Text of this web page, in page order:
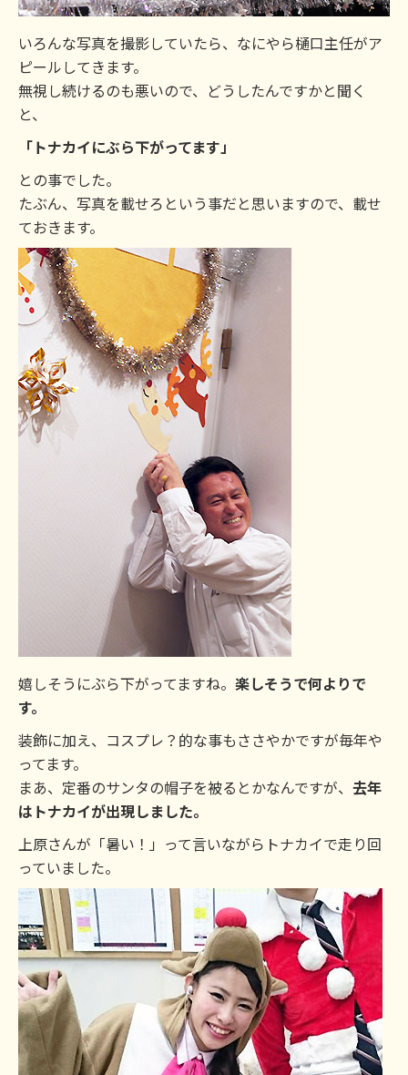
いろんな写真を撮影していたら、なにやら樋口主任がア
ピールしてきます。
無視し続けるのも悪いので、どうしたんですかと聞く
と、
「トナカイにぶら下がってます」
との事でした。
たぶん、写真を載せろという事だと思いますので、載せ
ておきます。
嬉しそうにぶら下がってますね。 楽しそうで何よりで
す。
装飾に加え、コスプレ？的な事もささやかですが毎年や
ってます。
まあ、定番のサンタの帽子を被るとかなんですが、 去年
はトナカイが出現しました。
上原さんが「暑い！」って言いながらトナカイで走り回
っていました。